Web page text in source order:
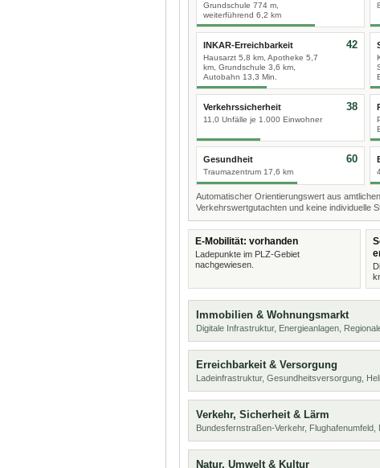
Grundschule 774 m,
weiterführend 6,2 km
INKAR-Erreichbarkeit
Hausarzt 5,8 km, Apotheke 5,7
km, Grundschule 3,6 km,
Autobahn 13,3 Min.
42
Verkehrssicherheit
11,0 Unfälle je 1.000 Einwohner
38
Gesundheit
Traumazentrum 17,6 km
60
Automatischer Orientierungswert aus
Verkehrswertgutachten und keine individuelle
E-Mobilität: vorhanden
Ladepunkte im PLZ-Gebiet
nachgewiesen.
Immobilien & Wohnungsmarkt
Digitale Infrastruktur, Energieanlagen,
Erreichbarkeit & Versorgung
Ladeinfrastruktur, Gesundheitsversorgung,
Verkehr, Sicherheit & Lärm
Bundesfernstraßen-Verkehr, Flughafenumfeld,
Natur, Umwelt & Kultur